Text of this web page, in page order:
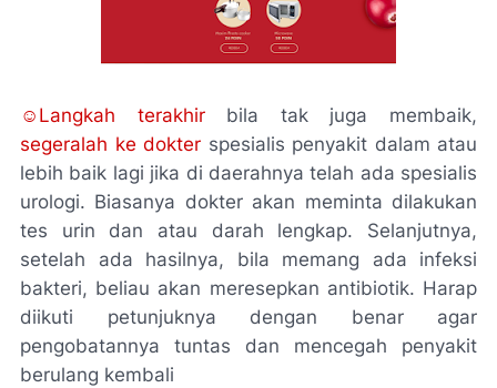
☺Langkah terakhirbila tak juga membaik,
segeralah ke dokter spesialis penyakit dalam atau
lebih baik lagi jika di daerahnya telah ada spesialis
urologi. Biasanya dokter akan meminta dilakukan
tes urin dan atau darah lengkap. Selanjutnya,
setelah ada hasilnya, bila memang ada infeksi
bakteri, beliau akan meresepkan antibiotik. Harap
diikuti petunjuknya dengan benar agar
pengobatannya tuntas dan mencegah penyakit
berulang kembali